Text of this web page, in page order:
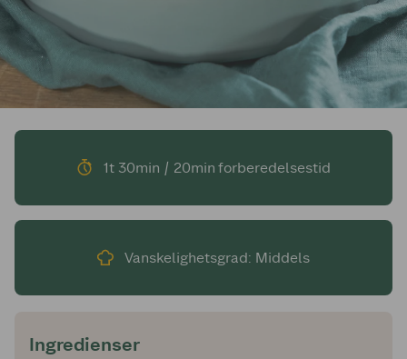
1t 30min / 20min forberedelsestid
Vanskelighetsgrad: Middels
Ingredienser